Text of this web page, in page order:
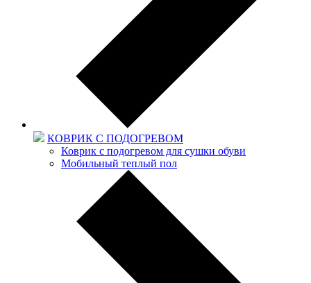
КОВРИК С ПОДОГРЕВОМ
Коврик с подогревом для сушки обуви
Мобильный теплый пол